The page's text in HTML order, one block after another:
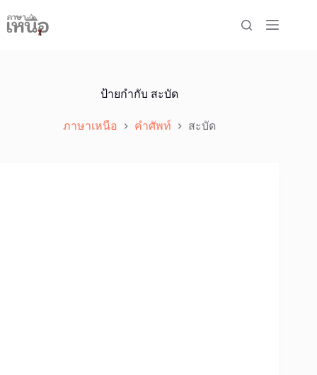
to
content
ป้ายกำกับ สะบัด
ภาษาเหนือ คำศัพท์ สะบัด